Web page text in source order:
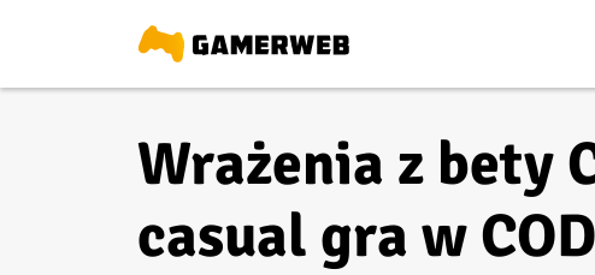
Wrażenia z bety
casual gra w